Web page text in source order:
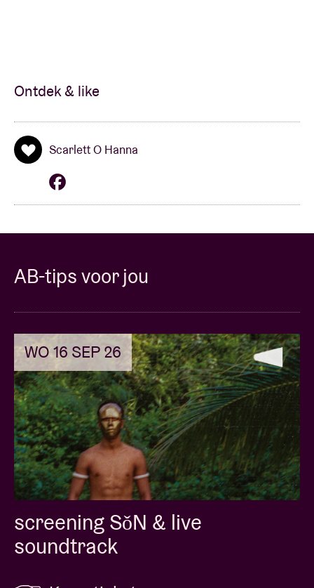
Ontdek & like
Scarlett O Hanna
AB-tips voor jou
WO 16 SEP 26
screening SǒN & live
soundtrack